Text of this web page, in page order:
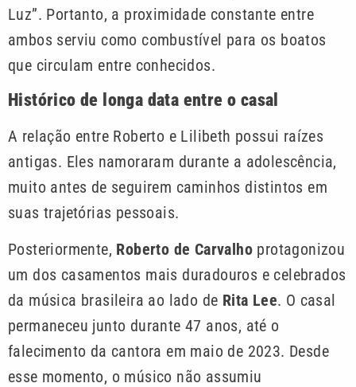
Luz”. Portanto, a proximidade constante entre
ambos serviu como combustível para os boatos
que circulam entre conhecidos.
Histórico de longa data entre o casal
A relação entre Roberto e Lilibeth possui raízes
antigas. Eles namoraram durante a adolescência,
muito antes de seguirem caminhos distintos em
suas trajetórias pessoais.
Posteriormente, Roberto de Carvalho protagonizou
um dos casamentos mais duradouros e celebrados
da música brasileira ao lado de Rita Lee. O casal
permaneceu junto durante 47 anos, até o
falecimento da cantora em maio de 2023. Desde
esse momento, o músico não assumiu